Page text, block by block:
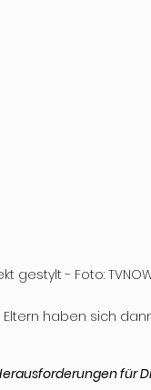
gestylt - Foto:
haben sich
für